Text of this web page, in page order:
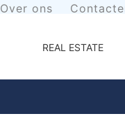
Over ons
REAL ESTATE